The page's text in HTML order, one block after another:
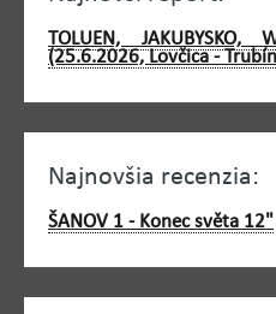
TOLUEN, JAKUBYSKO,
(25.6.2026, Lovčica -
Najnovšia recenzia:
ŠANOV 1 - Konec světa 12"